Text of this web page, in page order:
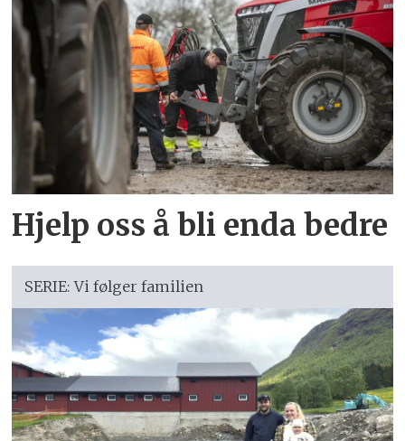
Hjelp oss å bli enda bedre
SERIE: Vi følger familien